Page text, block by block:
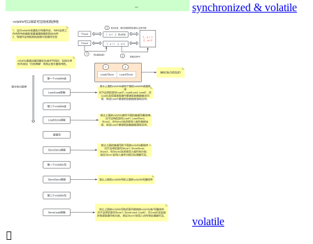
synchronized & volatile
volatile
